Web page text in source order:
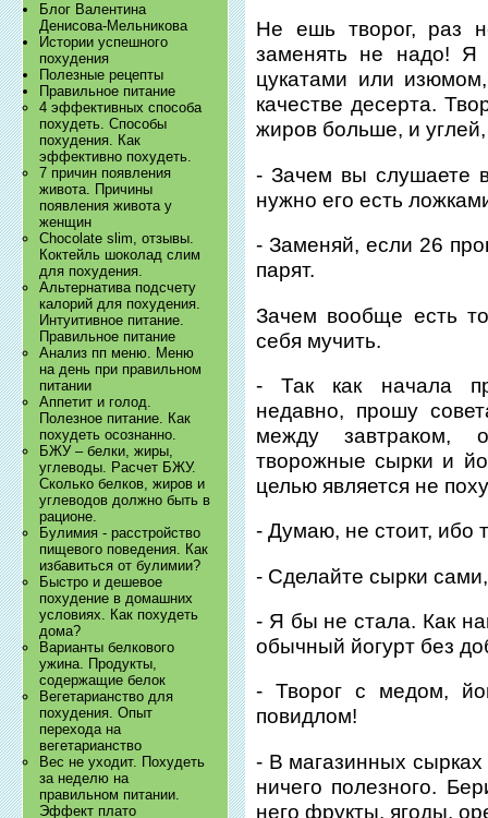
Блог Валентина
Денисова-Мельникова
Истории успешного
похудения
Полезные рецепты
Правильное питание
4 эффективных способа
похудеть. Способы
похудения. Как
эффективно похудеть.
7 причин появления
живота. Причины
появления живота у
женщин
Chocolate slim, отзывы.
Коктейль шоколад слим
для похудения.
Альтернатива подсчету
калорий для похудения.
Интуитивное питание.
Правильное питание
Анализ пп меню. Меню
на день при правильном
питании
Аппетит и голод.
Полезное питание. Как
похудеть осознанно.
БЖУ – белки, жиры,
углеводы. Расчет БЖУ.
Сколько белков, жиров и
углеводов должно быть в
рационе.
Булимия - расстройство
пищевого поведения. Как
избавиться от булимии?
Быстро и дешевое
похудение в домашних
условиях. Как похудеть
дома?
Варианты белкового
ужина. Продукты,
содержащие белок
Вегетарианство для
похудения. Опыт
перехода на
вегетарианство
Вес не уходит. Похудеть
за неделю на
правильном питании.
Эффект плато
Не ешь творог, раз
заменять не надо!
цукатами или
качестве десерта.
жиров больше, и
- Зачем вы слушаете
нужно его есть
- Заменяй, если 26
парят.
Зачем вообще есть
себя мучить.
- Так как начала
недавно, прошу
между завтраком,
творожные сырки и
целью является не
- Думаю, не стоит, ибо
- Сделайте сырки
- Я бы не стала. Как
обычный йогурт без
- Творог с медом,
повидлом!
- В магазинных
ничего полезного.
него фрукты, ягоды,